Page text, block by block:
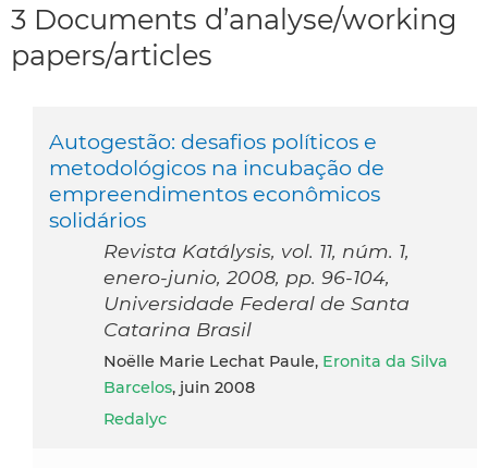
3 Documents d’analyse/working
papers/articles
Autogestão: desafios políticos e
metodológicos na incubação de
empreendimentos econômicos
solidários
Revista Katálysis, vol. 11, núm. 1,
enero-junio, 2008, pp. 96-104,
Universidade Federal de Santa
Catarina Brasil
Noëlle Marie Lechat Paule, Eronita da Silva
Barcelos, juin 2008
Redalyc